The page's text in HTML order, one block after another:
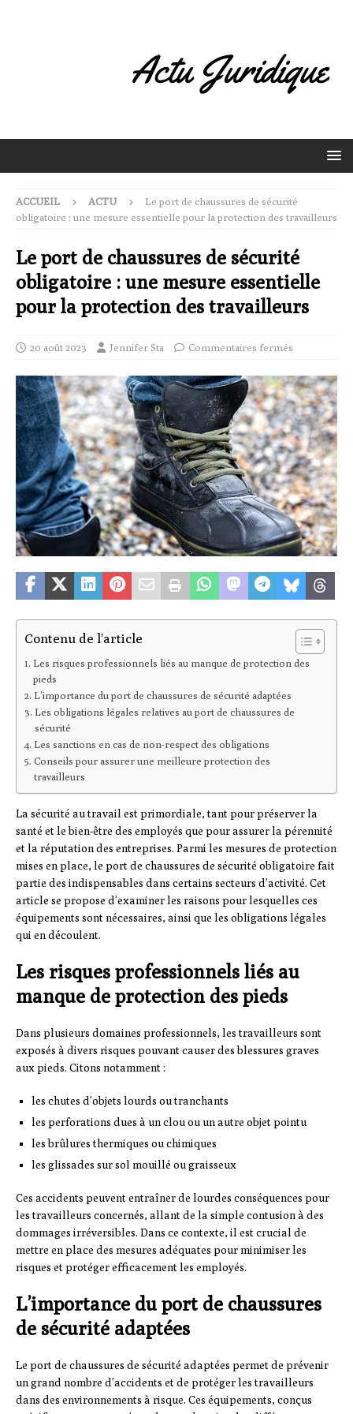
ACCUEIL ACTU
Le port de chaussures de sécurité
obligatoire : une mesure essentielle pour la protection des travailleurs
Le port de chaussures de sécurité
obligatoire : une mesure essentielle
pour la protection des travailleurs
20 août 2023 Jennifer Sta Commentaires fermés
Contenu de l'article
Les risques professionnels liés au manque de protection des
pieds
L’importance du port de chaussures de sécurité adaptées
Les obligations légales relatives au port de chaussures de
sécurité
Les sanctions en cas de non-respect des obligations
Conseils pour assurer une meilleure protection des
travailleurs
La sécurité au travail est primordiale, tant pour préserver la
santé et le bien-être des employés que pour assurer la pérennité
et la réputation des entreprises. Parmi les mesures de protection
mises en place, le port de chaussures de sécurité obligatoire fait
partie des indispensables dans certains secteurs d’activité. Cet
article se propose d’examiner les raisons pour lesquelles ces
équipements sont nécessaires, ainsi que les obligations légales
qui en découlent.
Les risques professionnels liés au
manque de protection des pieds
Dans plusieurs domaines professionnels, les travailleurs sont
exposés à divers risques pouvant causer des blessures graves
aux pieds. Citons notamment :
les chutes d’objets lourds ou tranchants
les perforations dues à un clou ou un autre objet pointu
les brûlures thermiques ou chimiques
les glissades sur sol mouillé ou graisseux
Ces accidents peuvent entraîner de lourdes conséquences pour
les travailleurs concernés, allant de la simple contusion à des
dommages irréversibles. Dans ce contexte, il est crucial de
mettre en place des mesures adéquates pour minimiser les
risques et protéger efficacement les employés.
L’importance du port de chaussures
de sécurité adaptées
Le port de chaussures de sécurité adaptées permet de prévenir
un grand nombre d’accidents et de protéger les travailleurs
dans des environnements à risque. Ces équipements, conçus